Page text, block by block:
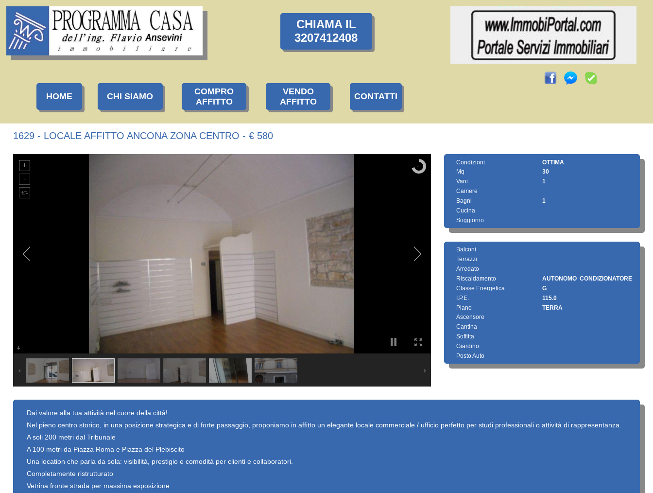
CHIAMA IL
3207412408
HOME CHI SIAMO
COMPRO
AFFITTO
VENDO
AFFITTO
CONTATTI
1629 - LOCALE AFFITTO ANCONA ZONA CENTRO - € 580
Condizioni
OTTIMA
Mq
30
Vani
1
Camere
Bagni
1
Cucina
Soggiorno
Balconi
Terrazzi
Arredato
Riscaldamento
AUTONOMO CONDIZIONATORE
Classe Energetica
G
I.P.E.
115.0
Piano
TERRA
Ascensore
Cantina
Soffitta
Giardino
Posto Auto
Dai valore alla tua attività nel cuore della città!
Nel pieno centro storico, in una posizione strategica e di forte passaggio, proponiamo in affitto un elegante locale commerciale / ufficio perfetto per studi professionali o attività di rappresentanza.
A soli 200 metri dal Tribunale
A 100 metri da Piazza Roma e Piazza del Plebiscito
Una location che parla da sola: visibilità, prestigio e comodità per clienti e collaboratori.
Completamente ristrutturato
Vetrina fronte strada per massima esposizione